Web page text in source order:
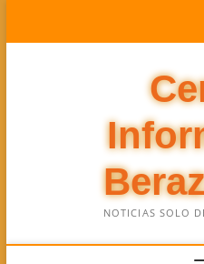
NOTICIAS SOLO